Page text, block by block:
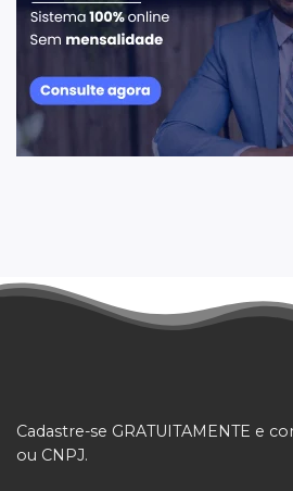
Cadastre-se GRATUITAMENTE e
ou CNPJ.